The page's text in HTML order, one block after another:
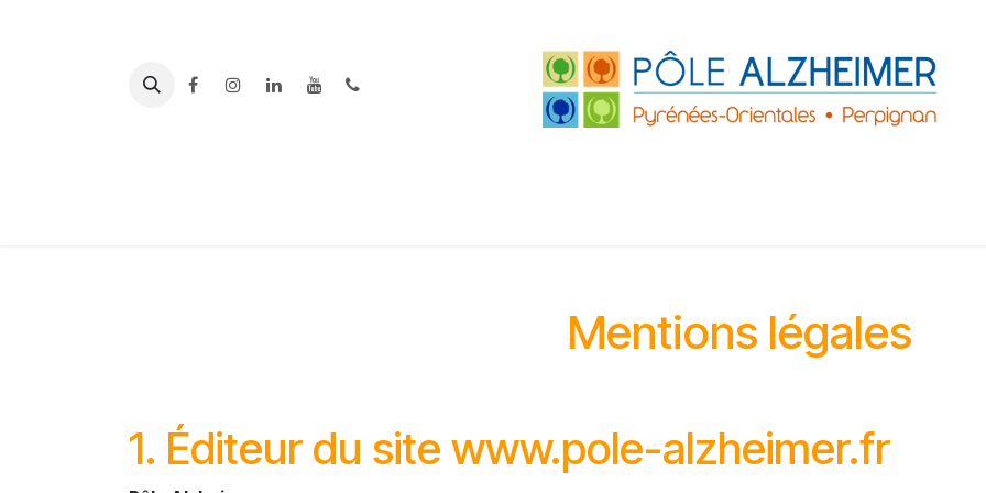
Mentions légales
1. Éditeur du site www.pole-alzheimer.fr